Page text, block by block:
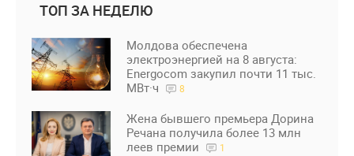
ТОП ЗА НЕДЕЛЮ
Молдова обеспечена
электроэнергией на 8 августа:
Energocom закупил почти 11 тыс.
МВт·ч
8
Жена бывшего премьера Дорина
Речана получила более 13 млн
леев премии
1